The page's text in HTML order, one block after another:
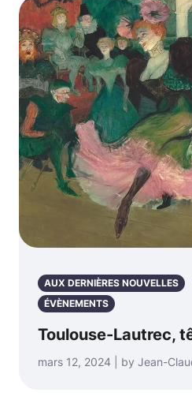
AUX DERNIÈRES NOUVELLES
ÉVÈNEMENTS
Toulouse-Lautrec,
mars 12, 2024 | by Jean-